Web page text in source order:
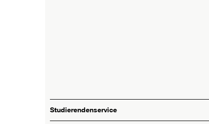
Studierendenservice